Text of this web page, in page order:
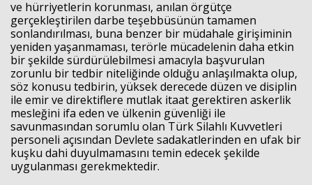
ve hürriyetlerin korunması, anılan örgütçe
gerçekleştirilen darbe teşebbüsünün tamamen
sonlandırılması, buna benzer bir müdahale girişiminin
yeniden yaşanmaması, terörle mücadelenin daha etkin
bir şekilde sürdürülebilmesi amacıyla başvurulan
zorunlu bir tedbir niteliğinde olduğu anlaşılmakta olup,
söz konusu tedbirin, yüksek derecede düzen ve disiplin
ile emir ve direktiflere mutlak itaat gerektiren askerlik
mesleğini ifa eden ve ülkenin güvenliği ile
savunmasından sorumlu olan Türk Silahlı Kuvvetleri
personeli açısından Devlete sadakatlerinden en ufak bir
kuşku dahi duyulmamasını temin edecek şekilde
uygulanması gerekmektedir.